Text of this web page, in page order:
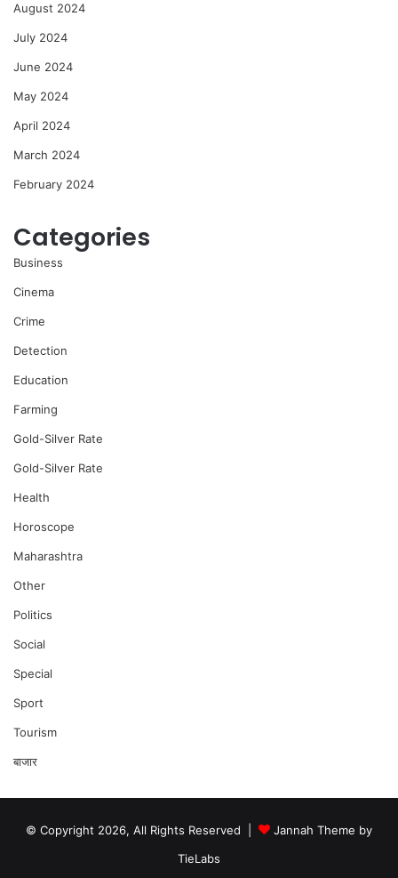
August 2024
July 2024
June 2024
May 2024
April 2024
March 2024
February 2024
Categories
Business
Cinema
Crime
Detection
Education
Farming
Gold-Silver Rate
Gold-Silver Rate
Health
Horoscope
Maharashtra
Other
Politics
Social
Special
Sport
Tourism
बाजार
© Copyright 2026, All Rights Reserved |
Jannah Theme by
TieLabs